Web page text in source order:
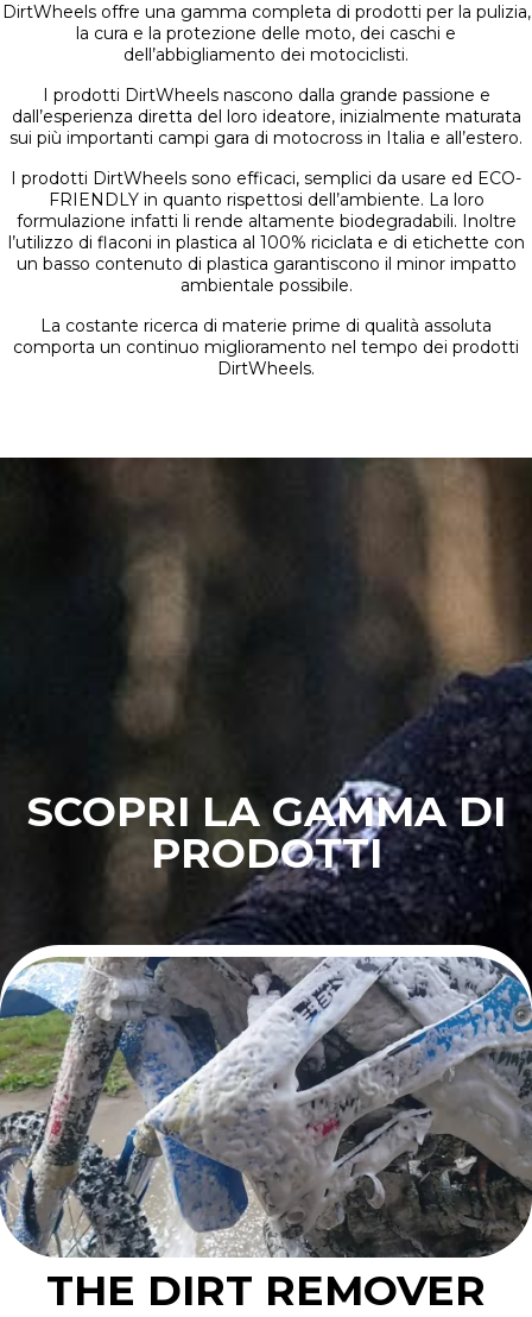
DirtWheels offre una gamma completa di prodotti per la pulizia,
la cura e la protezione delle moto, dei caschi e
dell’abbigliamento dei motociclisti.
I prodotti DirtWheels nascono dalla grande passione e
dall’esperienza diretta del loro ideatore, inizialmente maturata
sui più importanti campi gara di motocross in Italia e all’estero.
I prodotti DirtWheels sono efficaci, semplici da usare ed ECO-
FRIENDLY in quanto rispettosi dell’ambiente. La loro
formulazione infatti li rende altamente biodegradabili. Inoltre
l’utilizzo di flaconi in plastica al 100% riciclata e di etichette con
un basso contenuto di plastica garantiscono il minor impatto
ambientale possibile.
La costante ricerca di materie prime di qualità assoluta
comporta un continuo miglioramento nel tempo dei prodotti
DirtWheels.
SCOPRI LA GAMMA DI
PRODOTTI
THE DIRT REMOVER